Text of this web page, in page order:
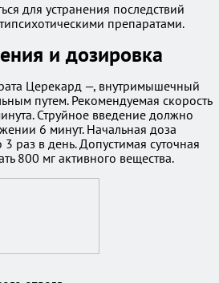
для устранения последствий
препаратами.
и дозировка
Церекард —, внутримышечный
путем. Рекомендуемая скорость
Струйное введение должно
6 минут. Начальная доза
раз в день. Допустимая суточная
800 мг активного вещества.